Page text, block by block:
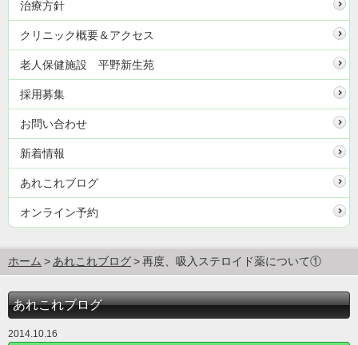
治療方針
クリニック概要＆アクセス
老人保健施設 平野新生苑
採用募集
お問い合わせ
新着情報
あれこれブログ
オンライン予約
ホーム あれこれブログ 再度、吸入ステロイド薬について①
あれこれブログ
2014.10.16